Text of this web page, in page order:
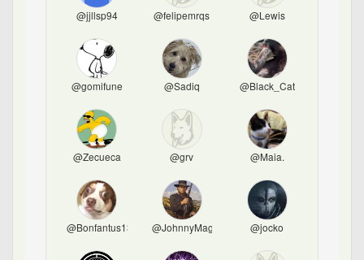
@jjllsp94 @felipemrqs @Lewis
@gomifune @Sadiq @Black_Cat
@Zecueca @grv @Maia.
@Bonfantus13 @JohnnyMagruder @jocko